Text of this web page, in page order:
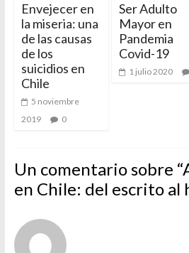
Envejecer en
la miseria: una
de las causas
de los
suicidios en
Chile
5 noviembre
2019
0
Ser Adulto
Mayor en
Pandemia
Covid-19
1 julio 2020
Un comentario sobre “
en Chile: del escrito al